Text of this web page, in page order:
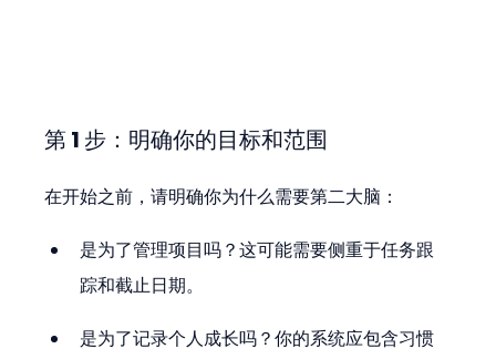
第 1 步：明确你的目标和范围
在开始之前，请明确你为什么需要第二大脑：
是为了管理项目吗？这可能需要侧重于任务跟
踪和截止日期。
是为了记录个人成长吗？你的系统应包含习惯